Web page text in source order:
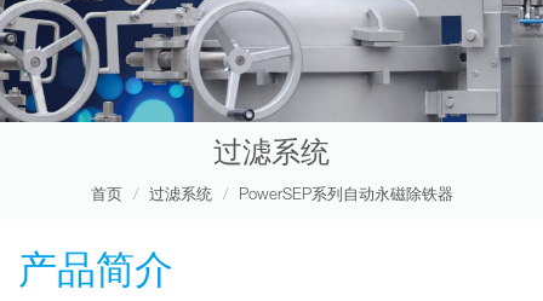
过滤系统
首页 过滤系统 PowerSEP系列自动永磁除铁器
产品简介